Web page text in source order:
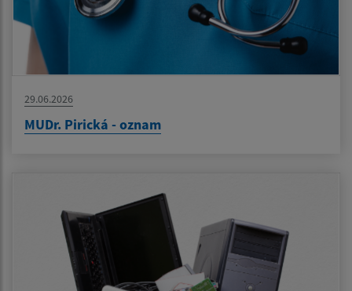
29.06.2026
MUDr. Pirická - oznam